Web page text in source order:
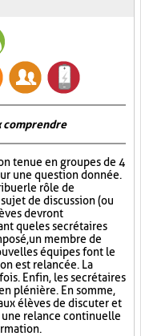
comprendre
tenue en groupes de 4
une question donnée.
le rôle de
de discussion (ou
devront
que les secrétaires
un membre de
équipes font le
est relancée. La
Enfin, les secrétaires
plénière. En somme,
élèves de discuter et
une relance continuelle